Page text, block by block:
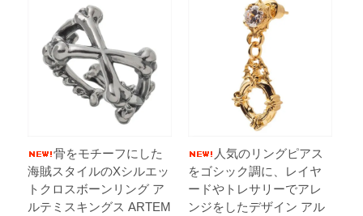
骨をモチーフにした
海賊スタイルのXシルエッ
トクロスボーンリング ア
ルテミスキングス ARTEM
人気のリングピアス
をゴシック調に、レイヤ
ードやトレサリーでアレ
ンジをしたデザイン アル